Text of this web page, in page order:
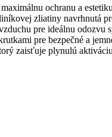
ochranu a
zliatiny navrhnutá
pre ideálnu odozvu
pre bezpečné a
zaisťuje plynulú